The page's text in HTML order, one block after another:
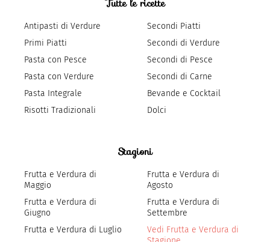
Tutte le ricette
Antipasti di Verdure
Primi Piatti
Pasta con Pesce
Pasta con Verdure
Pasta Integrale
Risotti Tradizionali
Secondi Piatti
Secondi di Verdure
Secondi di Pesce
Secondi di Carne
Bevande e Cocktail
Dolci
Stagioni
Frutta e Verdura di
Maggio
Frutta e Verdura di
Giugno
Frutta e Verdura di Luglio
Frutta e Verdura di
Agosto
Frutta e Verdura di
Settembre
Vedi Frutta e Verdura di